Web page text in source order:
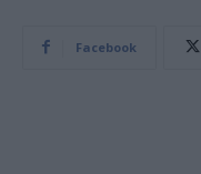
Facebook